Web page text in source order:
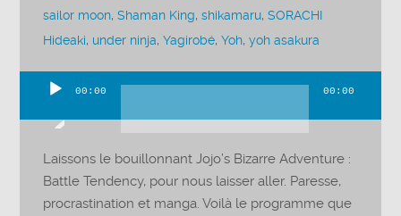
sailor moon,Shaman King,shikamaru,SORACHI
Hideaki, under ninja,Yagirobé,Yoh,yoh asakura
audio
00:00 00:00
Laissons le bouillonnant Jojo’s Bizarre Adventure :
Battle Tendency, pour nous laisser aller. Paresse,
procrastination et manga. Voilà le programme que